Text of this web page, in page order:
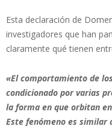
Esta declaración de
investigadores que han
claramente qué tienen
«El comportamiento de
condicionado por varias
la forma en que orbitan
Este fenómeno es similar